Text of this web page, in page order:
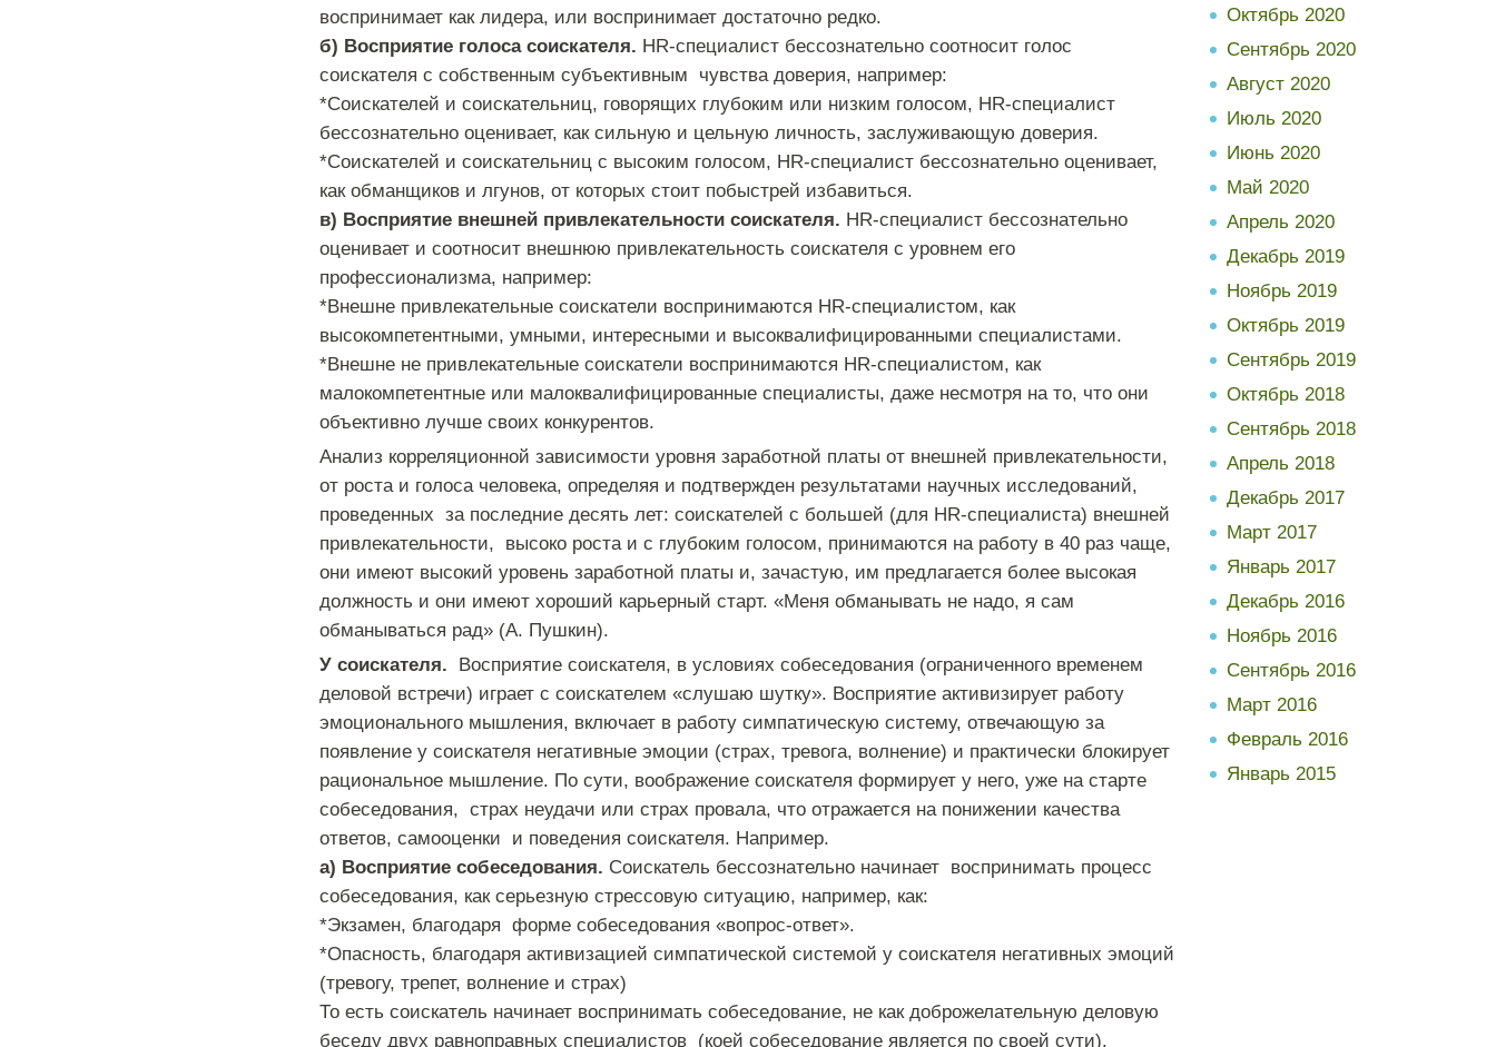
воспринимает как лидера, или воспринимает достаточно редко.
б) Восприятие голоса соискателя. HR-специалист бессознательно соотносит голос
соискателя с собственным субъективным чувства доверия, например:
*Соискателей и соискательниц, говорящих глубоким или низким голосом, HR-специалист
бессознательно оценивает, как сильную и цельную личность, заслуживающую доверия.
*Соискателей и соискательниц с высоким голосом, HR-специалист бессознательно оценивает,
как обманщиков и лгунов, от которых стоит побыстрей избавиться.
в) Восприятие внешней привлекательности соискателя. HR-специалист бессознательно
оценивает и соотносит внешнюю привлекательность соискателя с уровнем его
профессионализма, например:
*Внешне привлекательные соискатели воспринимаются HR-специалистом, как
высокомпетентными, умными, интересными и высоквалифицированными специалистами.
*Внешне не привлекательные соискатели воспринимаются HR-специалистом, как
малокомпетентные или малоквалифицированные специалисты, даже несмотря на то, что они
объективно лучше своих конкурентов.
Анализ корреляционной зависимости уровня заработной платы от внешней привлекательности,
от роста и голоса человека, определяя и подтвержден результатами научных исследований,
проведенных за последние десять лет: соискателей с большей (для HR-специалиста) внешней
привлекательности, высоко роста и с глубоким голосом, принимаются на работу в 40 раз чаще,
они имеют высокий уровень заработной платы и, зачастую, им предлагается более высокая
должность и они имеют хороший карьерный старт. «Меня обманывать не надо, я сам
обманываться рад» (А. Пушкин).
У соискателя. Восприятие соискателя, в условиях собеседования (ограниченного временем
деловой встречи) играет с соискателем «слушаю шутку». Восприятие активизирует работу
эмоционального мышления, включает в работу симпатическую систему, отвечающую за
появление у соискателя негативные эмоции (страх, тревога, волнение) и практически блокирует
рациональное мышление. По сути, воображение соискателя формирует у него, уже на старте
собеседования, страх неудачи или страх провала, что отражается на понижении качества
ответов, самооценки и поведения соискателя. Например.
а) Восприятие собеседования. Соискатель бессознательно начинает воспринимать процесс
собеседования, как серьезную стрессовую ситуацию, например, как:
*Экзамен, благодаря форме собеседования «вопрос-ответ».
*Опасность, благодаря активизацией симпатической системой у соискателя негативных эмоций
(тревогу, трепет, волнение и страх)
То есть соискатель начинает воспринимать собеседование, не как доброжелательную деловую
беседу двух равноправных специалистов (коей собеседование является по своей сути).
Октябрь 2020
Сентябрь 2020
Август 2020
Июль 2020
Июнь 2020
Май 2020
Апрель 2020
Декабрь 2019
Ноябрь 2019
Октябрь 2019
Сентябрь 2019
Октябрь 2018
Сентябрь 2018
Апрель 2018
Декабрь 2017
Март 2017
Январь 2017
Декабрь 2016
Ноябрь 2016
Сентябрь 2016
Март 2016
Февраль 2016
Январь 2015